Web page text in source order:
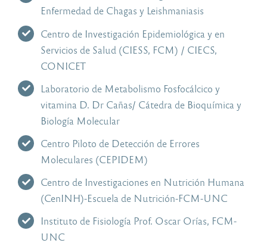
Enfermedad de Chagas y Leishmaniasis
Centro de Investigación Epidemiológica y en
Servicios de Salud (CIESS, FCM) / CIECS,
CONICET
Laboratorio de Metabolismo Fosfocálcico y
vitamina D. Dr Cañas/ Cátedra de Bioquímica y
Biología Molecular
Centro Piloto de Detección de Errores
Moleculares (CEPIDEM)
Centro de Investigaciones en Nutrición Humana
(CenINH)-Escuela de Nutrición-FCM-UNC
Instituto de Fisiología Prof. Oscar Orías, FCM-
UNC